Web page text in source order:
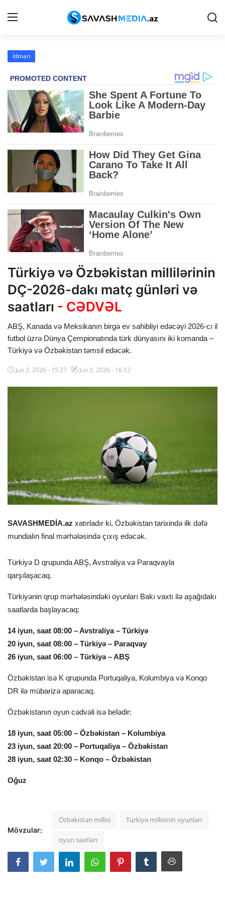
Haqqımızda
Peşə etikası
Reklam
Gündəm
Siyasət
Hadisə
Dünya
İdman
Kriminal
Mövqe
Maraqlı
Sağlıq
İdman
Türkiyə və Özbəkistan millilərinin
DÇ-2026-dakı matç günləri və
saatları - CƏDVƏL
ABŞ, Kanada və Meksikanın birgə ev sahibliyi edəcəyi 2026-cı il
futbol üzrə Dünya Çempionatında türk dünyasını iki komanda –
Türkiyə və Özbəkistan təmsil edəcək.
Jun 2, 2026 - 15:27 Jun 2, 2026 - 16:12
SAVASHMEDİA.az xatırladır ki, Özbəkistan tarixində ilk dəfə
mundialın final mərhələsində çıxış edəcək.
Türkiyə D qrupunda ABŞ, Avstraliya və Paraqvayla
qarşılaşacaq.
Türkiyənin qrup mərhələsindəki oyunları Bakı vaxtı ilə aşağıdakı
saatlarda başlayacaq:
14 iyun, saat 08:00 – Avstraliya – Türkiyə
20 iyun, saat 08:00 – Türkiyə – Paraqvay
26 iyun, saat 06:00 – Türkiyə – ABŞ
Özbəkistan isə K qrupunda Portuqaliya, Kolumbiya və Konqo
DR ilə mübarizə aparacaq.
Özbəkistanın oyun cədvəli isə belədir:
18 iyun, saat 05:00 – Özbəkistan – Kolumbiya
23 iyun, saat 20:00 – Portuqaliya – Özbəkistan
28 iyun, saat 02:30 – Konqo – Özbəkistan
Oğuz
Mövzular:
Özbəkistan millisi Türkiyə millisinin oyunları
oyun saatları